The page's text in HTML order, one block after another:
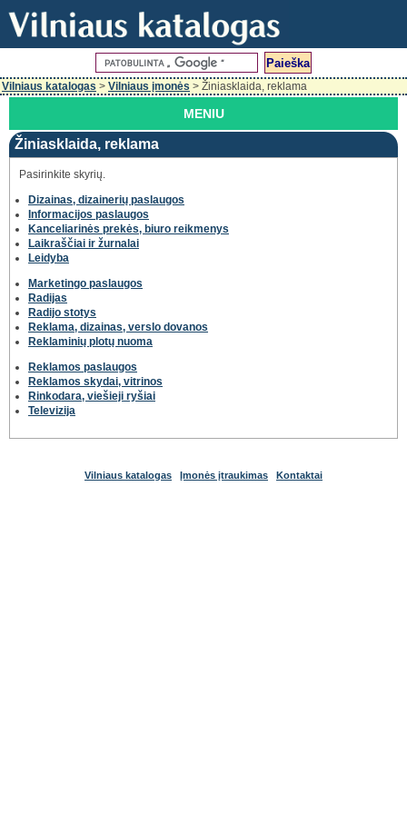
Vilniaus katalogas > Vilniaus įmonės > Žiniasklaida, reklama
MENIU
Žiniasklaida, reklama
Pasirinkite skyrių.
Dizainas, dizainerių paslaugos
Informacijos paslaugos
Kanceliarinės prekės, biuro reikmenys
Laikraščiai ir žurnalai
Leidyba
Marketingo paslaugos
Radijas
Radijo stotys
Reklama, dizainas, verslo dovanos
Reklaminių plotų nuoma
Reklamos paslaugos
Reklamos skydai, vitrinos
Rinkodara, viešieji ryšiai
Televizija
Vilniaus katalogas Įmonės įtraukimas Kontaktai